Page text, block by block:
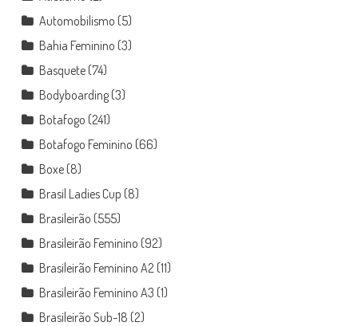
Automobilismo (5)
Bahia Feminino (3)
Basquete(74)
Bodyboarding(3)
Botafogo (241)
Botafogo Feminino (66)
Boxe(8)
Brasil Ladies Cup (8)
Brasileirão (555)
Brasileirão Feminino (92)
Brasileirão Feminino A2 (11)
Brasileirão Feminino A3 (1)
Brasileirão Sub-18 (2)